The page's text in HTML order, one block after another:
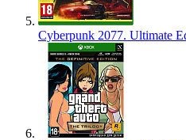
Cyberpunk 2077. Ultimate